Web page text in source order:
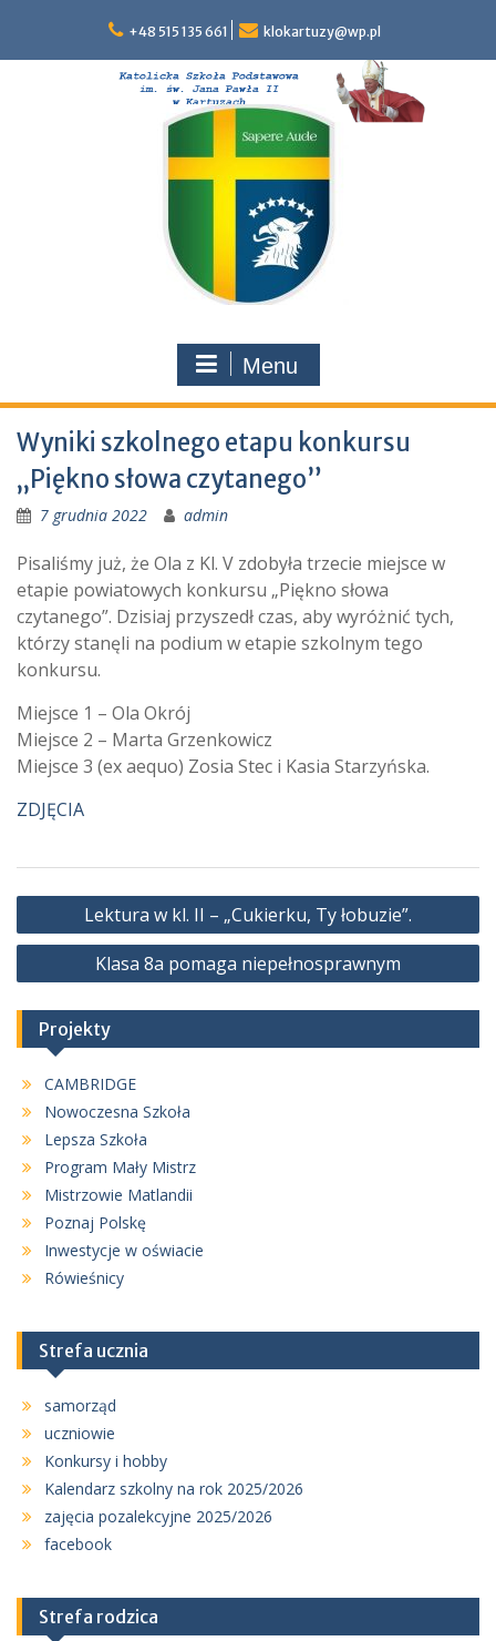
content
+48 515 135 661 klokartuzy@wp.pl
Menu
Wyniki szkolnego etapu konkursu
„Piękno słowa czytanego”
7 grudnia 2022 admin
Pisaliśmy już, że Ola z Kl. V zdobyła trzecie miejsce w
etapie powiatowych konkursu „Piękno słowa
czytanego”. Dzisiaj przyszedł czas, aby wyróżnić tych,
którzy stanęli na podium w etapie szkolnym tego
konkursu.
Miejsce 1 – Ola Okrój
Miejsce 2 – Marta Grzenkowicz
Miejsce 3 (ex aequo) Zosia Stec i Kasia Starzyńska.
ZDJĘCIA
Nawigacja
wpisu
Lektura w kl. II – „Cukierku, Ty łobuzie”.
Klasa 8a pomaga niepełnosprawnym
Projekty
CAMBRIDGE
Nowoczesna Szkoła
Lepsza Szkoła
Program Mały Mistrz
Mistrzowie Matlandii
Poznaj Polskę
Inwestycje w oświacie
Rówieśnicy
Strefa ucznia
samorząd
uczniowie
Konkursy i hobby
Kalendarz szkolny na rok 2025/2026
zajęcia pozalekcyjne 2025/2026
facebook
Strefa rodzica